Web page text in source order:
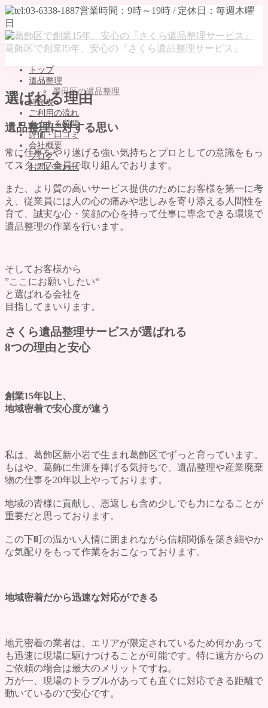
葛飾区で創業15年、安心の『さくら遺品整理サービス』
トップ
遺品整理
墨田区の遺品整理
料金表
ご利用の流れ
よくある質問
評価・口コミ
会社概要
ブログ
お問い合わせ
MENU
トップ
遺品整理
墨田区の遺品整理
よくある質問
評価・口コミ
会社概要
ブログ
選ばれる理由
遺品整理に対する思い
常に仕事をやり遂げる強い気持ちとプロとしての意識をもっ
てスタッフ全員で取り組んでおります。
また、より質の高いサービス提供のためにお客様を第一に考
え、 従業員には人の心の痛みや悲しみを寄り添える 人間性を
育て、誠実な心・笑顔の心を持って仕事に専念できる環境で
遺品整理の作業を行います。
そしてお客様から
”ここにお願いしたい“
と選ばれる会社を
目指してまいります。
さくら遺品整理サービスが選ばれる
8つの理由と安心
創業15年以上、
地域密着で安心度が違う
私は、葛飾区新小岩で生まれ葛飾区でずっと育っています。
もはや、 葛飾に生涯を捧げる気持ちで、遺品整理や産業廃棄
物の仕事を20年以上やっております。
地域の皆様に貢献し、恩返しも含め少しでも力になることが
重要だと思っております。
この下町の温かい人情に囲まれながら信頼関係を築き細やか
な気配りをもって作業をおこなっております。
地域密着だから迅速な対応ができる
地元密着の業者は、エリアが限定されているため何かあって
も迅速に現場に駆けつける ことが可能です。特に遠方からの
ご依頼の場合は最大のメリットですね。
万が一、現場のトラブルがあっても直ぐに対応できる距離で
動いているので安心です。